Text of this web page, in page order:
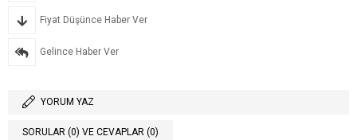
Fiyat Düşünce Haber Ver
Gelince Haber Ver
YORUM YAZ
SORULAR (0) VE CEVAPLAR (0)